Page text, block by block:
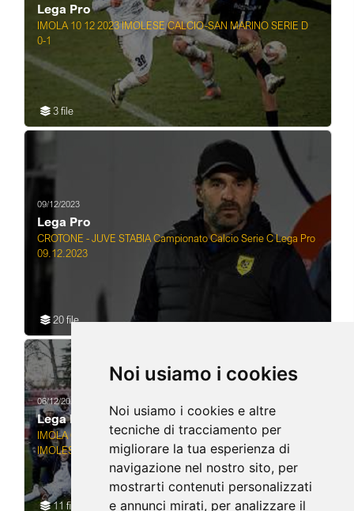
Noi usiamo i cookies
Noi usiamo i cookies e altre
tecniche di tracciamento per
migliorare la tua esperienza di
navigazione nel nostro sito, per
mostrarti contenuti personalizzati
e annunci mirati, per analizzare il
Lega Pro
IMOLA 10 12 2023 IMOLESE CALCIO-SAN MARINO SERIE D
0-1
3 file
09/12/2023
Lega Pro
CROTONE - JUVE STABIA Campionato Calcio Serie C Lega Pro
09.12.2023
20 file
06/12/2023
Lega Pro
IMOLA 06 12 2023 COPPA ITALIA OTTAVI DI FINALE SERIE D
IMOLESE CALCIO-CAMPOBASSO 1-0
11 file